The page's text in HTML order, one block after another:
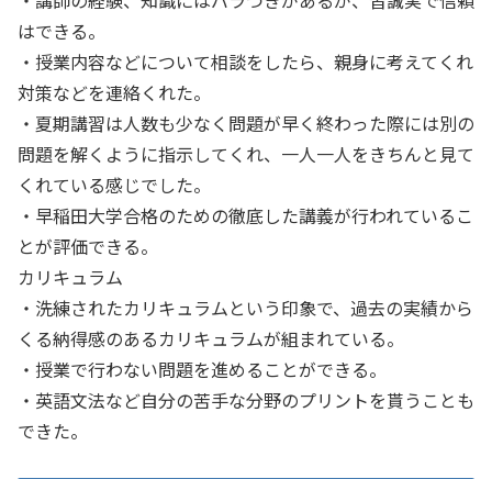
はできる。
・授業内容などについて相談をしたら、親身に考えてくれ
対策などを連絡くれた。
・夏期講習は人数も少なく問題が早く終わった際には別の
問題を解くように指示してくれ、一人一人をきちんと見て
くれている感じでした。
・早稲田大学合格のための徹底した講義が行われているこ
とが評価できる。
カリキュラム
・洗練されたカリキュラムという印象で、過去の実績から
くる納得感のあるカリキュラムが組まれている。
・授業で行わない問題を進めることができる。
・英語文法など自分の苦手な分野のプリントを貰うことも
できた。